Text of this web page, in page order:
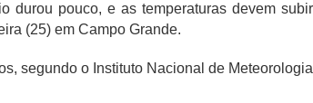
durou pouco, e as temperaturas devem subir
(25) em Campo Grande.
segundo o Instituto Nacional de Meteorologia